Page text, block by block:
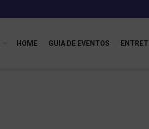
HOME GUIA DE EVENTOS